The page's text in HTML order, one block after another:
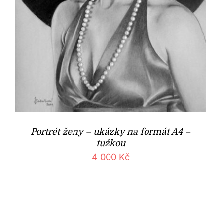
Portrét ženy – ukázky na formát A4 –
tužkou
4 000 Kč